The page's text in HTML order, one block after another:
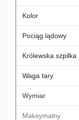
Kolor
Pociąg lądowy
Królewska szpilka
Waga tary
Wymiar
Maksymalny